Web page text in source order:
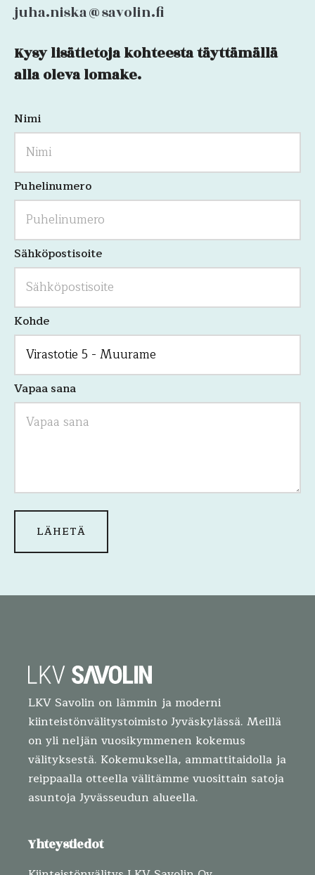
juha.niska@savolin.fi
Phone
Kenttä
on
validointitarkoituksiin
tulee
jättää
koskemattomaksi.
Kysy lisätietoja kohteesta täyttämällä
alla oleva lomake.
Nimi
Puhelinumero
Sähköpostisoite
Kohde
Vapaa sana
LKV Savolin on lämmin ja moderni
kiinteistönvälitystoimisto Jyväskylässä. Meillä
on yli neljän vuosikymmenen kokemus
välityksestä. Kokemuksella, ammattitaidolla ja
reippaalla otteella välitämme vuosittain satoja
asuntoja Jyvässeudun alueella.
Yhteystiedot